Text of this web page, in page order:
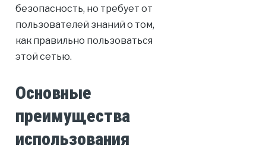
безопасность, но требует от
пользователей знаний о том,
как правильно пользоваться
этой сетью.
Основные
преимущества
использования